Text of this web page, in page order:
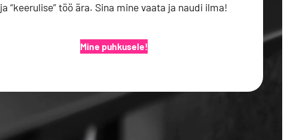
ja “keerulise” töö ära. Sina mine vaata ja naudi ilma!
Mine puhkusele!